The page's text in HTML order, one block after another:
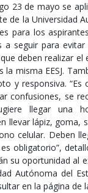
23 de mayo se
de la
para los
seguir para
deben realizar
la misma EESJ.
y responsiva.
confusiones, se
llegar una
llevar lápiz, goma,
celular. Deben
obligatorio”,
su oportunidad al
Autónoma del
en la página de la